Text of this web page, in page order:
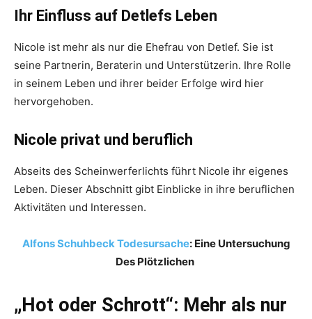
Ihr Einfluss auf Detlefs Leben
Nicole ist mehr als nur die Ehefrau von Detlef. Sie ist
seine Partnerin, Beraterin und Unterstützerin. Ihre Rolle
in seinem Leben und ihrer beider Erfolge wird hier
hervorgehoben.
Nicole privat und beruflich
Abseits des Scheinwerferlichts führt Nicole ihr eigenes
Leben. Dieser Abschnitt gibt Einblicke in ihre beruflichen
Aktivitäten und Interessen.
Alfons Schuhbeck Todesursache: Eine Untersuchung
Des Plötzlichen
„Hot oder Schrott“: Mehr als nur